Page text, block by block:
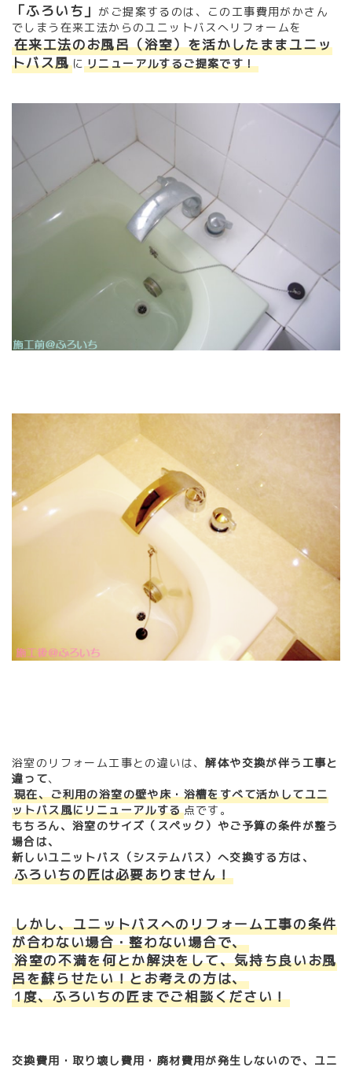
「ふろいち」 がご提案するのは、この工事費用がかさん
でしまう在来工法からのユニットバスへリフォームを
在来工法のお風呂（浴室）を活かしたままユニッ
トバス風にリニューアルするご提案です！
浴室のリフォーム工事との違いは、解体や交換が伴う工事と
違って、
現在、ご利用の浴室の壁や床・浴槽をすべて活かしてユニ
ットバス風にリニューアルする点です。
もちろん、浴室のサイズ（スペック）やご予算の条件が整う
場合は、
新しいユニットバス（システムバス）へ交換する方は、
ふろいちの匠は必要ありません！
しかし、ユニットバスへのリフォーム工事の条件
が合わない場合・整わない場合で、
浴室の不満を何とか解決をして、気持ち良いお風
呂を蘇らせたい！とお考えの方は、
1度、ふろいちの匠までご相談ください！
交換費用・取り壊し費用・廃材費用が発生しないので、ユニ